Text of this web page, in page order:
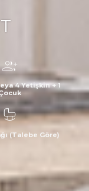
4 Yetişkin + 1
(Talebe Göre)